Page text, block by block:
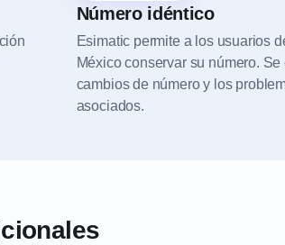
Número idéntico
Esimatic permite a los usuarios
México conservar su número.
cambios de número y los
asociados.